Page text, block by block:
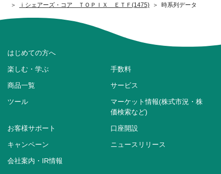
ｉシェアーズ・コア ＴＯＰＩＸ ＥＴＦ(1475)
時系列データ
はじめての方へ
楽しむ・学ぶ 手数料
商品一覧 サービス
ツール
マーケット情報(株式市況・株
価検索など)
お客様サポート 口座開設
キャンペーン ニュースリリース
会社案内・IR情報